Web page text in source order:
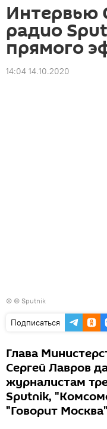
Интервью
радио
прямого
14:04 14.10.2020
© © Sputnik
Подписаться
Глава
Сергей Лавров
журналистам
Sputnik,
"Говорит